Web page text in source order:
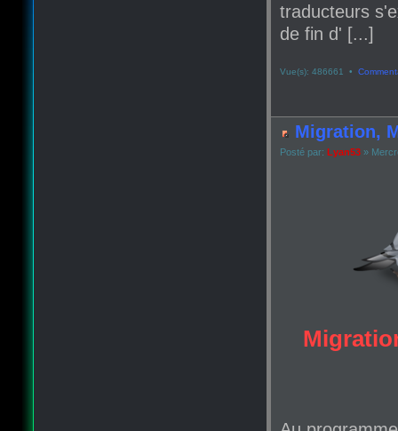
traducteurs
de fin d' [...]
Vue(s): 486661 •
Migration,
Posté par: Lyan53 »